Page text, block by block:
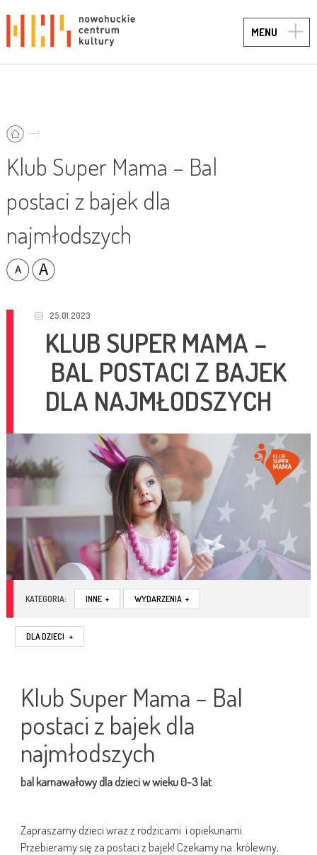
MENU
Klub Super Mama – Bal
postaci z bajek dla
najmłodszych
25.01.2023
KLUB SUPER MAMA –
BAL POSTACI Z BAJEK
DLA NAJMŁODSZYCH
KATEGORIA: INNE + WYDARZENIA +
DLA DZIECI +
Klub Super Mama – Bal
postaci z bajek dla
najmłodszych
bal karnawałowy dla dzieci w wieku 0-3 lat
Zapraszamy dzieci wraz z rodzicami i opiekunami.
Przebieramy się za postaci z bajek! Czekamy na: królewny,